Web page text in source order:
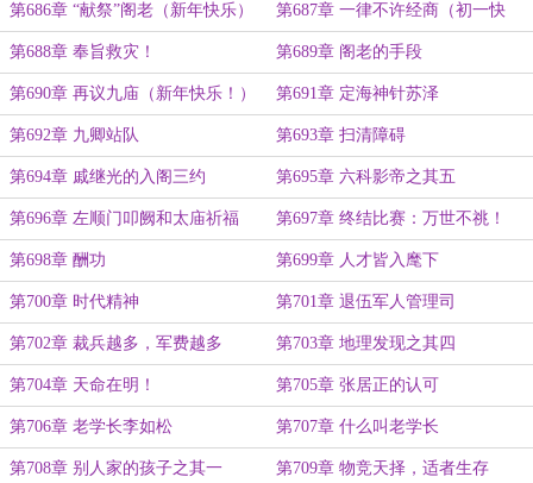
第686章 “献祭”阁老（新年快乐） 第687章 一律不许经商（初一快
乐！感谢大家一年支持）
第688章 奉旨救灾！ 第689章 阁老的手段
第690章 再议九庙（新年快乐！） 第691章 定海神针苏泽
第692章 九卿站队 第693章 扫清障碍
第694章 戚继光的入阁三约 第695章 六科影帝之其五
第696章 左顺门叩阙和太庙祈福 第697章 终结比赛：万世不祧！
第698章 酬功 第699章 人才皆入麾下
第700章 时代精神 第701章 退伍军人管理司
第702章 裁兵越多，军费越多 第703章 地理发现之其四
第704章 天命在明！ 第705章 张居正的认可
第706章 老学长李如松 第707章 什么叫老学长
第708章 别人家的孩子之其一 第709章 物竞天择，适者生存